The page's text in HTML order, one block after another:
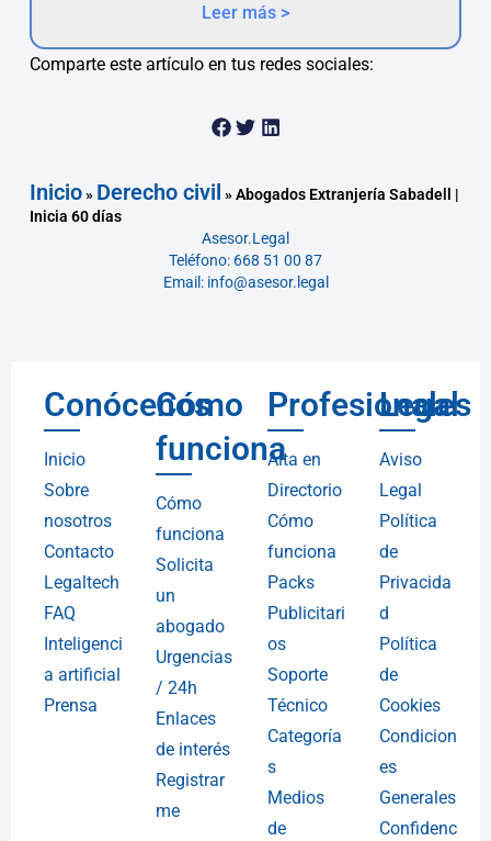
Leer más >
Comparte este artículo en tus redes sociales:
Inicio» Derecho civil »Abogados Extranjería Sabadell |
Inicia 60 días
Asesor.Legal
Teléfono: 668 51 00 87
Email: info@asesor.legal
Conócenos
Inicio
Sobre
nosotros
Contacto
Legaltech
FAQ
Inteligenci
a artificial
Prensa
Cómo
funciona
Cómo
funciona
Solicita
un
abogado
Urgencias
/ 24h
Enlaces
de interés
Registrar
me
Profesionales
Alta en
Directorio
Cómo
funciona
Packs
Publicitari
os
Soporte
Técnico
Categoría
s
Medios
de
Legal
Aviso
Legal
Política
de
Privacida
d
Política
de
Cookies
Condicion
es
Generales
Confidenc